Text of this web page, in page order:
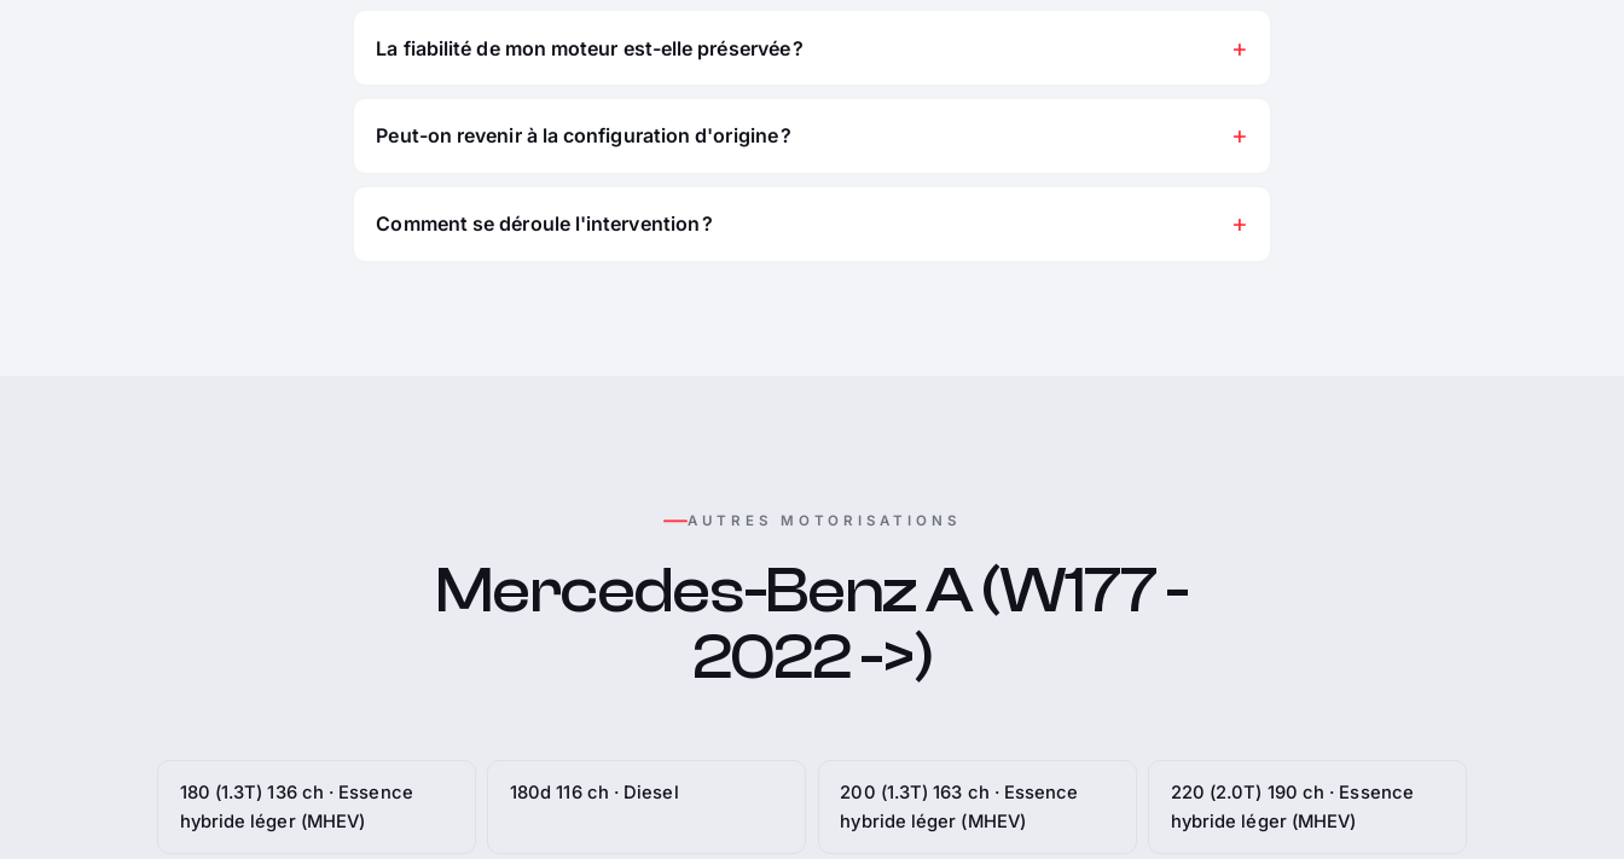
La fiabilité de mon moteur est-elle préservée ?
Peut-on revenir à la configuration d'origine ?
Comment se déroule l'intervention ?
AUTRES MOTORISATIONS
Mercedes-Benz A (W177 -
2022 ->)
180 (1.3T) 136 ch · Essence
hybride léger (MHEV)
180d 116 ch · Diesel
200 (1.3T) 163 ch · Essence
hybride léger (MHEV)
220 (2.0T) 190 ch · Essence
hybride léger (MHEV)